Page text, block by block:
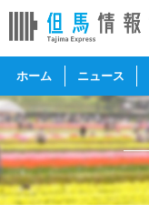
ホーム ニュース